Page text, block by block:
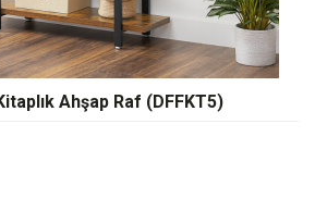
Ahşap Raf (DFFKT5)